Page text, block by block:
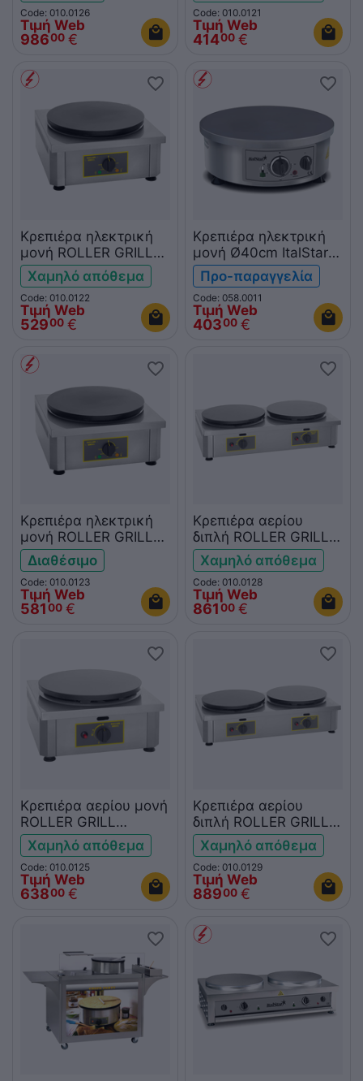
Code: 010.0126
Τιμή Web
98600 €
Code: 010.0121
Τιμή Web
41400 €
Κρεπιέρα ηλεκτρική
μονή ROLLER GRILL
CSE350
Χαμηλό απόθεμα
Code: 010.0122
Τιμή Web
52900 €
Κρεπιέρα ηλεκτρική
μονή Ø40cm ItalStar
ITAL0011
Προ-παραγγελία
Code: 058.0011
Τιμή Web
40300 €
Κρεπιέρα ηλεκτρική
μονή ROLLER GRILL
CSE400
Διαθέσιμο
Code: 010.0123
Τιμή Web
58100 €
Κρεπιέρα αερίου
διπλή ROLLER GRILL
CDG350
Χαμηλό απόθεμα
Code: 010.0128
Τιμή Web
86100 €
Κρεπιέρα αερίου μονή
ROLLER GRILL
CSG400
Χαμηλό απόθεμα
Code: 010.0125
Τιμή Web
63800 €
Κρεπιέρα αερίου
διπλή ROLLER GRILL
CDG400
Χαμηλό απόθεμα
Code: 010.0129
Τιμή Web
88900 €